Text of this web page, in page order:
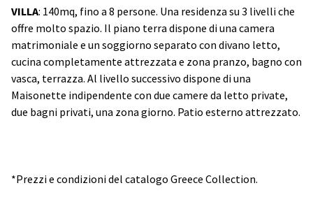
VILLA: 140mq, fino a 8 persone. Una residenza su 3 livelli che
offre molto spazio. Il piano terra dispone di una camera
matrimoniale e un soggiorno separato con divano letto,
cucina completamente attrezzata e zona pranzo, bagno con
vasca, terrazza. Al livello successivo dispone di una
Maisonette indipendente con due camere da letto private,
due bagni privati, una zona giorno. Patio esterno attrezzato.
*Prezzi e condizioni del catalogo Greece Collection.